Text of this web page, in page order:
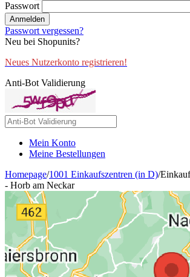
Passwort
Anmelden
Passwort vergessen?
Neu bei Shopunits?
Neues Nutzerkonto registrieren!
Anti-Bot Validierung
Mein Konto
Meine Bestellungen
Homepage/1001 Einkaufszentren (in D)/
- Horb am Neckar